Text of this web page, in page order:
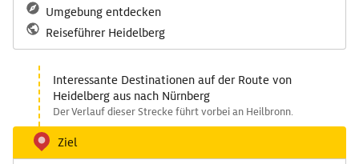
Umgebung entdecken
Reiseführer Heidelberg
Interessante Destinationen auf der Route von
Heidelberg aus nach Nürnberg
Der Verlauf dieser Strecke führt vorbei an Heilbronn.
Ziel